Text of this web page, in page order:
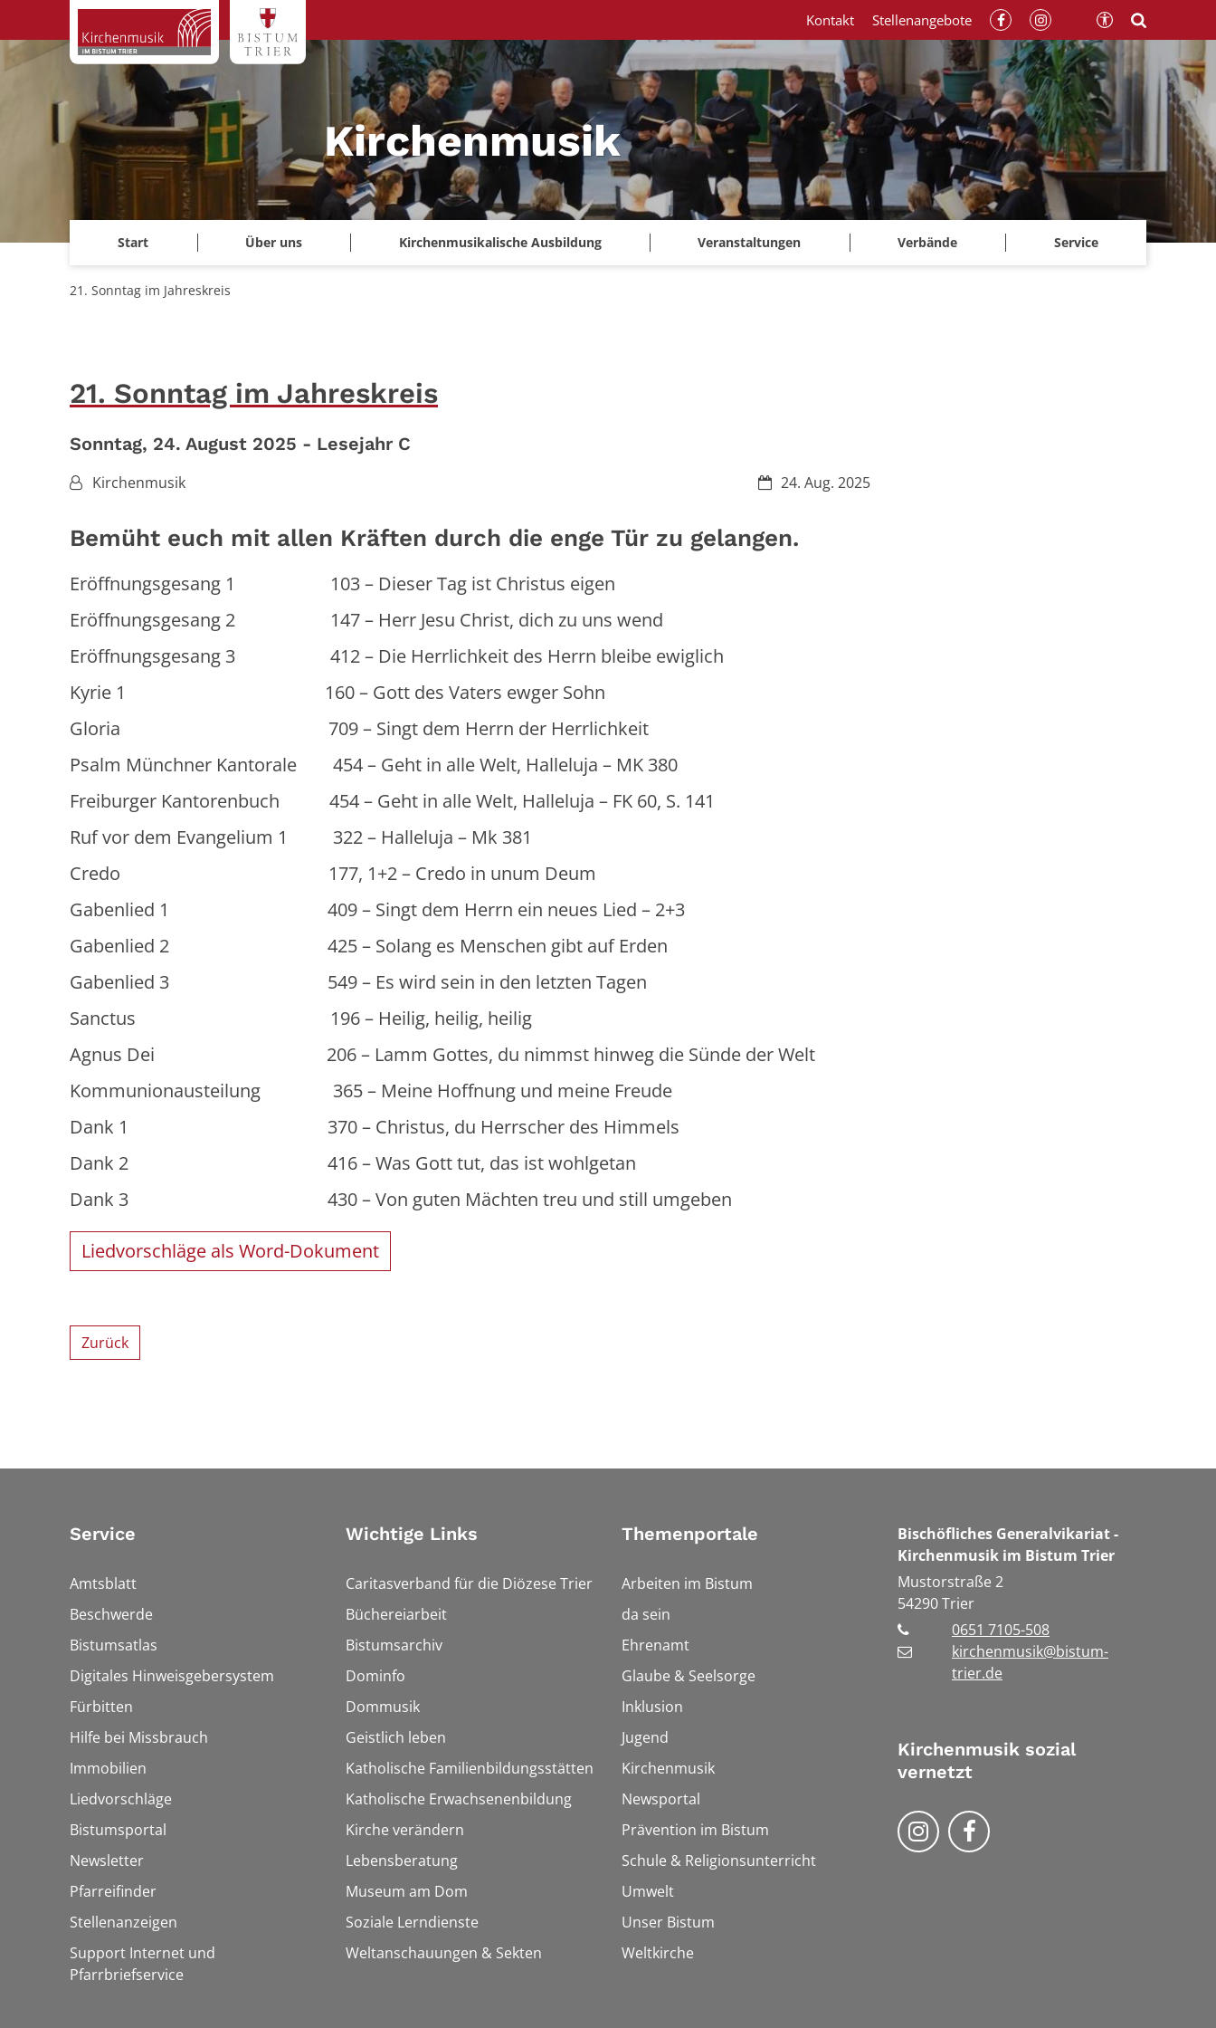
Zum Inhalt springen
Kirchenmusik
Start Über uns Kirchenmusikalische Ausbildung Veranstaltungen Verbände Service
Kontakt Stellenangebote
21. Sonntag im Jahreskreis
21. Sonntag im Jahreskreis
Sonntag, 24. August 2025 - Lesejahr C
Datum:
24. Aug. 2025
Von:Kirchenmusik
Bemüht euch mit allen Kräften durch die enge Tür zu gelangen.
Eröffnungsgesang 1 103 – Dieser Tag ist Christus eigen
Eröffnungsgesang 2 147 – Herr Jesu Christ, dich zu uns wend
Eröffnungsgesang 3 412 – Die Herrlichkeit des Herrn bleibe ewiglich
Kyrie 1 160 – Gott des Vaters ewger Sohn
Gloria 709 – Singt dem Herrn der Herrlichkeit
Psalm Münchner Kantorale 454 – Geht in alle Welt, Halleluja – MK 380
Freiburger Kantorenbuch 454 – Geht in alle Welt, Halleluja – FK 60, S. 141
Ruf vor dem Evangelium 1 322 – Halleluja – Mk 381
Credo 177, 1+2 – Credo in unum Deum
Gabenlied 1 409 – Singt dem Herrn ein neues Lied – 2+3
Gabenlied 2 425 – Solang es Menschen gibt auf Erden
Gabenlied 3 549 – Es wird sein in den letzten Tagen
Sanctus 196 – Heilig, heilig, heilig
Agnus Dei 206 – Lamm Gottes, du nimmst hinweg die Sünde der Welt
Kommunionausteilung 365 – Meine Hoffnung und meine Freude
Dank 1 370 – Christus, du Herrscher des Himmels
Dank 2 416 – Was Gott tut, das ist wohlgetan
Dank 3 430 – Von guten Mächten treu und still umgeben
Liedvorschläge als Word-Dokument
Zurück
Service
Amtsblatt
Beschwerde
Bistumsatlas
Digitales Hinweisgebersystem
Fürbitten
Hilfe bei Missbrauch
Immobilien
Liedvorschläge
Bistumsportal
Newsletter
Pfarreifinder
Stellenanzeigen
Support Internet und
Pfarrbriefservice
Wichtige Links
Caritasverband für die Diözese Trier
Büchereiarbeit
Bistumsarchiv
Dominfo
Dommusik
Geistlich leben
Katholische Familienbildungsstätten
Katholische Erwachsenenbildung
Kirche verändern
Lebensberatung
Museum am Dom
Soziale Lerndienste
Weltanschauungen & Sekten
Themenportale
Arbeiten im Bistum
da sein
Ehrenamt
Glaube & Seelsorge
Inklusion
Jugend
Kirchenmusik
Newsportal
Prävention im Bistum
Schule & Religionsunterricht
Umwelt
Unser Bistum
Weltkirche
Bischöfliches Generalvikariat -
Kirchenmusik im Bistum Trier
Mustorstraße 2
54290Trier
0651 7105-508
kirchenmusik@bistum-
trier.de
Kirchenmusik sozial
vernetzt
Kirchenmusik im Bistum Trier
Kirchennmusik im Bistum